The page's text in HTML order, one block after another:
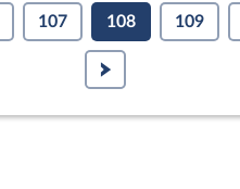
107 108 109